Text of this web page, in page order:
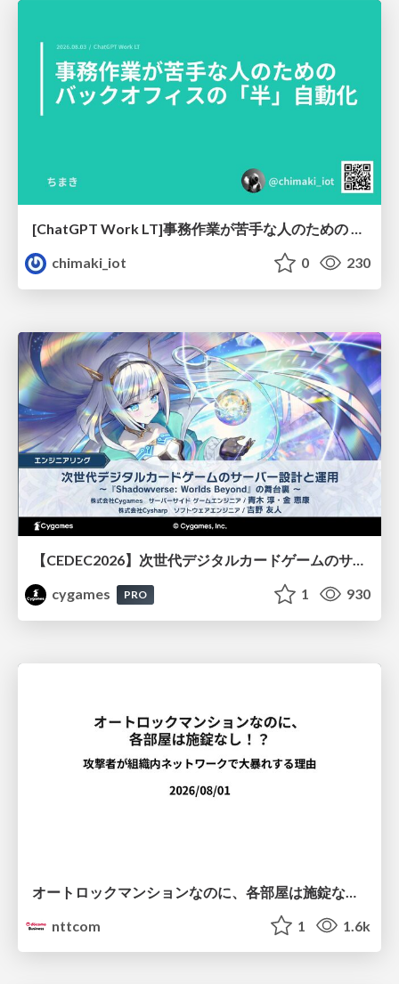
chimaki_iot
0 230
【CEDEC2026】次世代デジタルカードゲームのサーバー設計と運用 〜『Shadowverse: Worlds Beyond』の舞台裏～
cygames
PRO 1 930
nttcom
1 1.6k